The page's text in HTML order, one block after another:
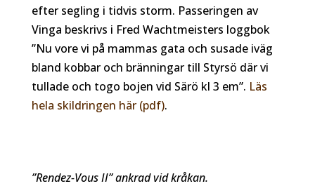
efter segling i tidvis storm. Passeringen av
Vinga beskrivs i Fred Wachtmeisters loggbok
”Nu vore vi på mammas gata och susade iväg
bland kobbar och bränningar till Styrsö där vi
tullade och togo bojen vid Särö kl 3 em”. Läs
hela skildringen här (pdf).
”Rendez-Vous II” ankrad vid kråkan.